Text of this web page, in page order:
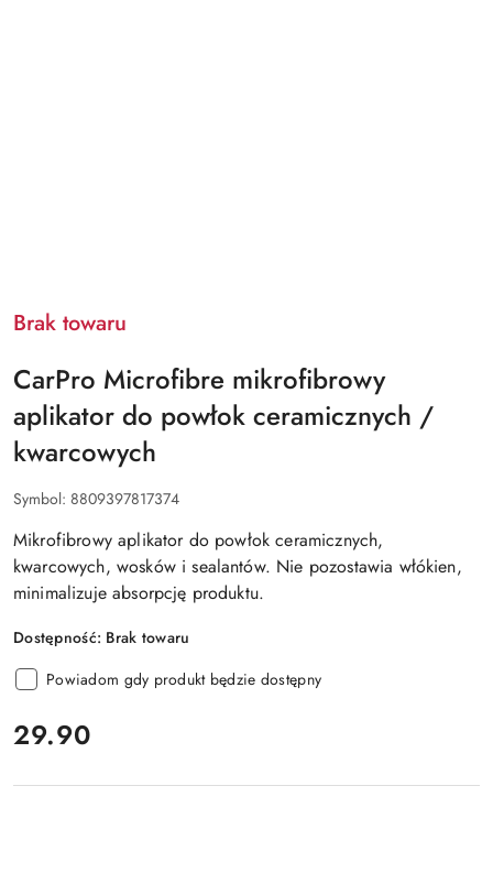
Brak towaru
CarPro Microfibre mikrofibrowy
aplikator do powłok ceramicznych /
kwarcowych
Symbol: 8809397817374
Mikrofibrowy aplikator do powłok ceramicznych,
kwarcowych, wosków i sealantów. Nie pozostawia włókien,
minimalizuje absorpcję produktu.
Dostępność: Brak towaru
Powiadom gdy produkt będzie dostępny
cena:
29.90